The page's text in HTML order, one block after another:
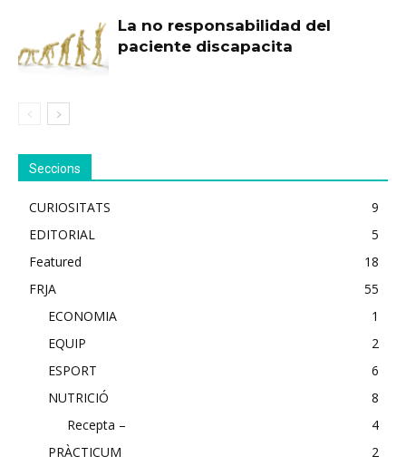
La no responsabilidad del
paciente discapacita
Seccions
CURIOSITATS
9
EDITORIAL
5
Featured
18
FRJA
55
ECONOMIA
1
EQUIP
2
ESPORT
6
NUTRICIÓ
8
Recepta –
4
PRÀCTICUM
2